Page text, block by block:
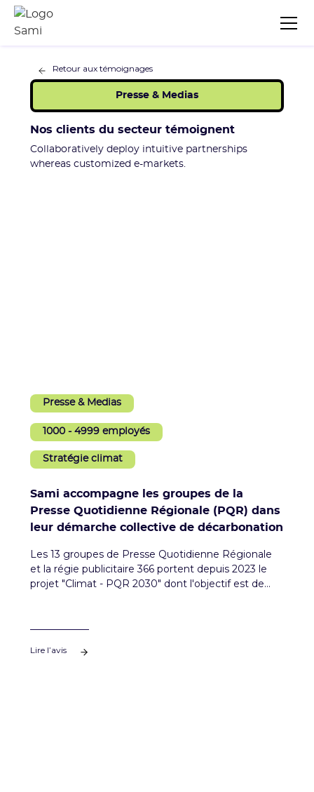
Retour aux témoignages
Presse & Medias
Nos clients du secteur témoignent
Collaboratively deploy intuitive partnerships
whereas customized e-markets.
Presse & Medias
1000 - 4999 employés
Stratégie climat
Sami accompagne les groupes de la
Presse Quotidienne Régionale (PQR) dans
leur démarche collective de décarbonation
Les 13 groupes de Presse Quotidienne Régionale
et la régie publicitaire 366 portent depuis 2023 le
projet "Climat - PQR 2030" dont l'objectif est de
Lire l’avis